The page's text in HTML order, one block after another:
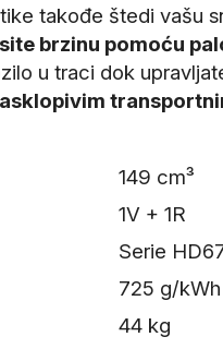
takođe štedi vašu
brzinu pomoću
u traci dok
149 cm³
1V + 1R
Serie
725 g/kWh
44 kg